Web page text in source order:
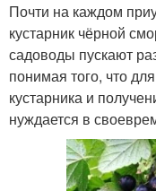
Почти на каждом
кустарник чёрной
садоводы пускают
понимая того, что
кустарника и
нуждается в